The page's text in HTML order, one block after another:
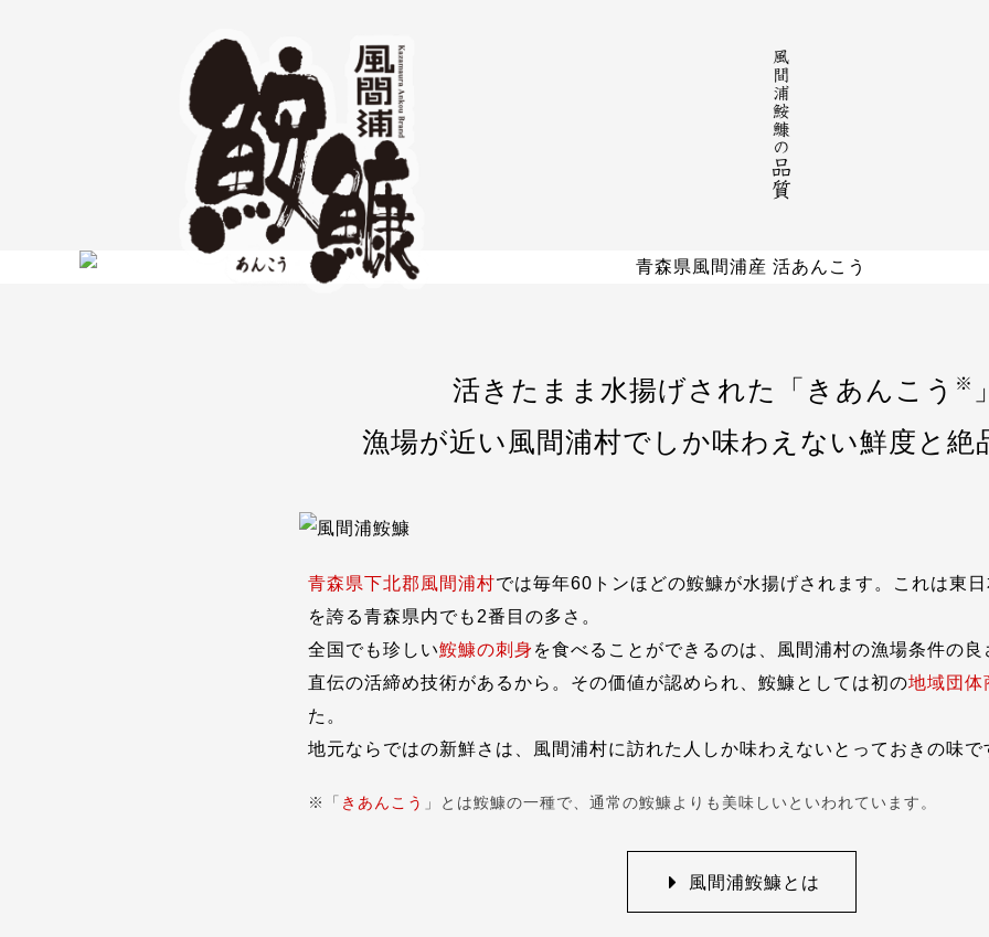
活きたまま水揚げされた「きあんこう ※
漁場が近い風間浦村でしか味わえない鮮度と絶
青森県下北郡風間浦村では毎年60トンほどの鮟鱇が水揚げされます。これは東
を誇る青森県内でも2番目の多さ。
全国でも珍しい鮟鱇の刺身を食べることができるのは、風間浦村の漁場条件の
直伝の活締め技術があるから。その価値が認められ、鮟鱇としては初の地域団体
た。
地元ならではの新鮮さは、風間浦村に訪れた人しか味わえないとっておきの味で
※「 きあんこう 」とは鮟鱇の一種で、通常の鮟鱇よりも美味しいといわれています。
風間浦鮟鱇とは